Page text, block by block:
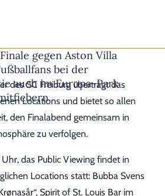
gegen Aston Villa
bei der
auch im Europa-Park
des SC Freiburg überträgt das
Locations und bietet so allen
den Finalabend gemeinsam in
zu verfolgen.
das Public Viewing findet in
Locations statt: Bubba Svens
Spirit of St. Louis Bar im